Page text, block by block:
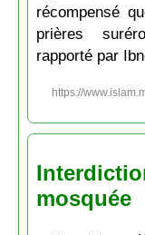
récompensé
prières
rapporté par
https://
mosquée